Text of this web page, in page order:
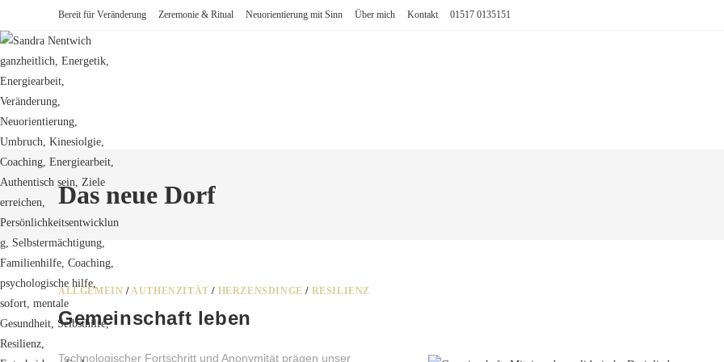
Inhalt
Bereit für Veränderung Zeremonie & Ritual Neuorientierung mit Sinn Über mich Kontakt 01517 0135151
Das neue Dorf
ALLGEMEIN /AUTHENZITÄT / HERZENSDINGE / RESILIENZ
Gemeinschaft leben
Technologischer Fortschritt und Anonymität prägen unser